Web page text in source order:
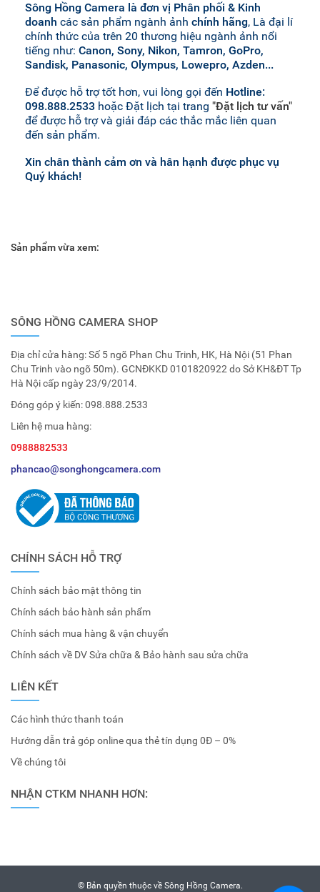
Sông Hồng Camera là đơn vị Phân phối & Kinh
doanh các sản phẩm ngành ảnh chính hãng, Là đại lí
chính thức của trên 20 thương hiệu ngành ảnh nổi
tiếng như: Canon, Sony, Nikon, Tamron, GoPro,
Sandisk, Panasonic, Olympus, Lowepro, Azden...
Để được hỗ trợ tốt hơn, vui lòng gọi đến Hotline:
098.888.2533 hoặc Đặt lịch tại trang "Đặt lịch tư vấn"
để được hỗ trợ và giải đáp các thắc mắc liên quan
đến sản phẩm.
Xin chân thành cảm ơn và hân hạnh được phục vụ
Quý khách!
Sản phẩm vừa xem:
SÔNG HỒNG CAMERA SHOP
Địa chỉ cửa hàng: Số 5 ngõ Phan Chu Trinh, HK, Hà Nội (51 Phan
Chu Trinh vào ngõ 50m). GCNĐKKD 0101820922 do Sở KH&ĐT Tp
Hà Nội cấp ngày 23/9/2014.
Đóng góp ý kiến:098.888.2533
Liên hệ mua hàng:
0988882533
phancao@songhongcamera.com
CHÍNH SÁCH HỖ TRỢ
Chính sách bảo mật thông tin
Chính sách bảo hành sản phẩm
Chính sách mua hàng & vận chuyển
Chính sách về DV Sửa chữa & Bảo hành sau sửa chữa
LIÊN KẾT
Các hình thức thanh toán
Hướng dẫn trả góp online qua thẻ tín dụng 0Đ – 0%
Về chúng tôi
NHẬN CTKM NHANH HƠN:
© Bản quyền thuộc về Sông Hồng Camera.